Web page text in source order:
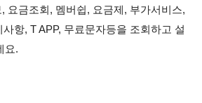
요금조회, 멤버쉽, 요금제, 부가서비스,
항, T APP, 무료문자등을 조회하고 설
요.